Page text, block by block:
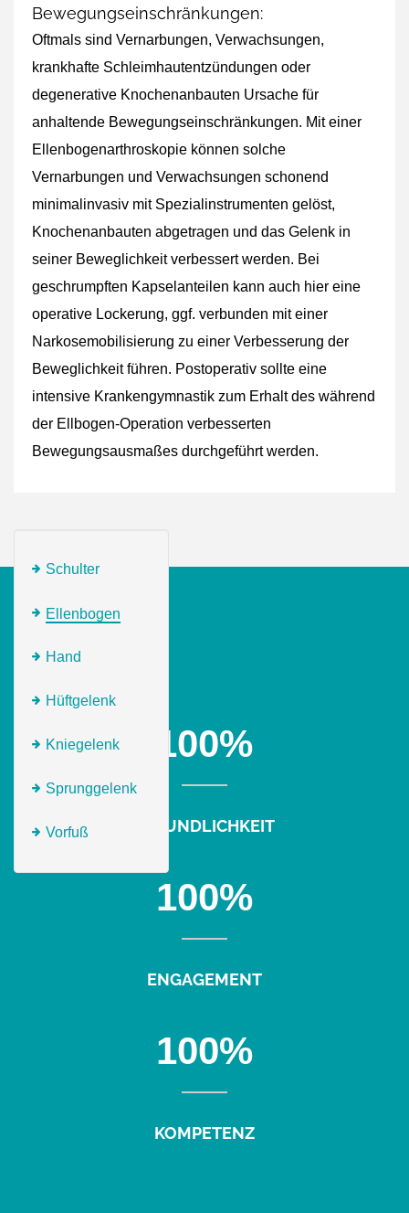
Bewegungseinschränkungen:
Oftmals sind Vernarbungen, Verwachsungen,
krankhafte Schleimhautentzündungen oder
degenerative Knochenanbauten Ursache für
anhaltende Bewegungseinschränkungen. Mit einer
Ellenbogenarthroskopie können solche
Vernarbungen und Verwachsungen schonend
minimalinvasiv mit Spezialinstrumenten gelöst,
Knochenanbauten abgetragen und das Gelenk in
seiner Beweglichkeit verbessert werden. Bei
geschrumpften Kapselanteilen kann auch hier eine
operative Lockerung, ggf. verbunden mit einer
Narkosemobilisierung zu einer Verbesserung der
Beweglichkeit führen. Postoperativ sollte eine
intensive Krankengymnastik zum Erhalt des während
der Ellbogen-Operation verbesserten
Bewegungsausmaßes durchgeführt werden.
Schulter
Ellenbogen
Hand
Hüftgelenk
Kniegelenk
Sprunggelenk
Vorfuß
100%
FREUNDLICHKEIT
100%
ENGAGEMENT
100%
KOMPETENZ